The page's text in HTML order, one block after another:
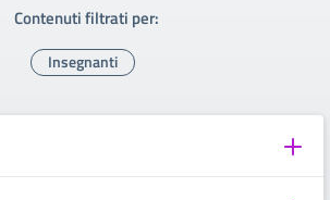
Contenuti filtrati per:
Insegnanti